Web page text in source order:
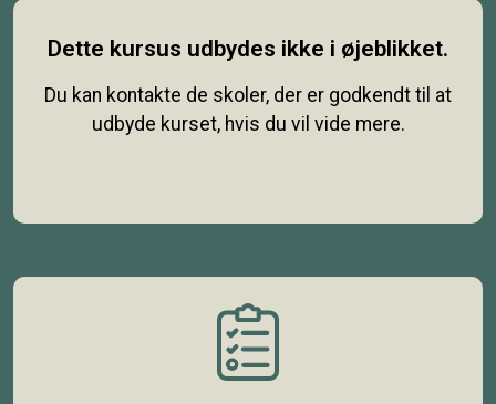
Dette kursus udbydes ikke i øjeblikket.
Du kan kontakte de skoler, der er godkendt til at
udbyde kurset, hvis du vil vide mere.